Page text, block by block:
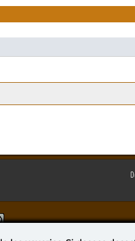
NoComercial-CompartirIgual 4.0 Internacional